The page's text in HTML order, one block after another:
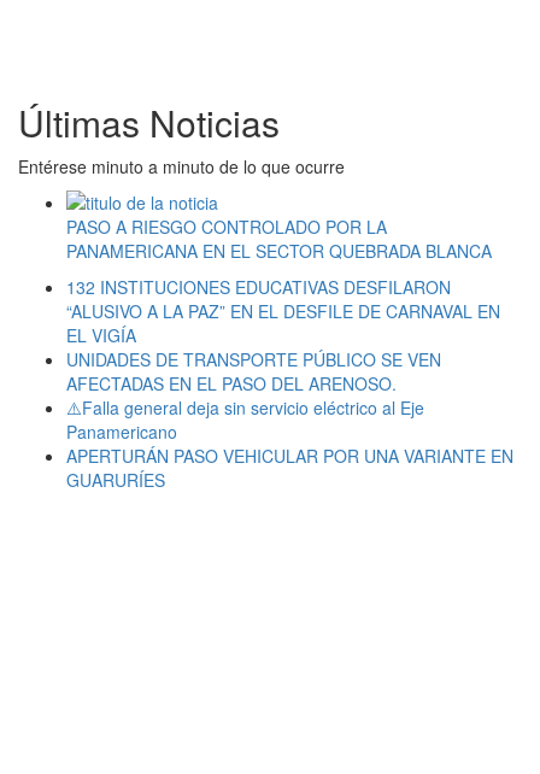
Últimas Noticias
Entérese minuto a minuto de lo que ocurre
PASO A RIESGO CONTROLADO POR LA
PANAMERICANA EN EL SECTOR QUEBRADA BLANCA
132 INSTITUCIONES EDUCATIVAS DESFILARON
“ALUSIVO A LA PAZ” EN EL DESFILE DE CARNAVAL EN
EL VIGÍA
UNIDADES DE TRANSPORTE PÚBLICO SE VEN
AFECTADAS EN EL PASO DEL ARENOSO.
⚠️Falla general deja sin servicio eléctrico al Eje
Panamericano
APERTURÁN PASO VEHICULAR POR UNA VARIANTE EN
GUARURÍES